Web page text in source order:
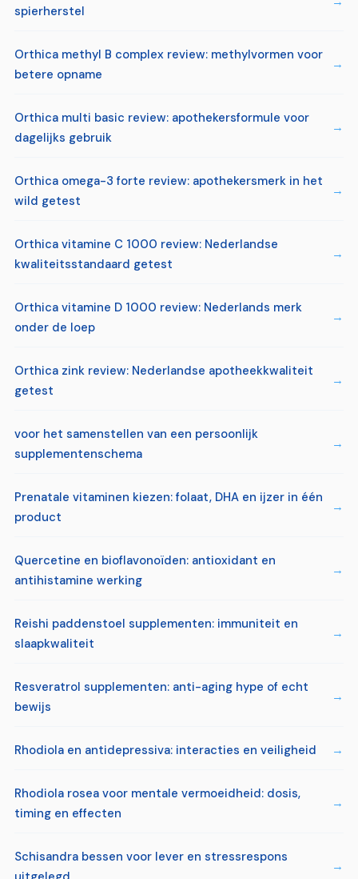
spierherstel
Orthica methyl B complex review: methylvormen voor
betere opname
Orthica multi basic review: apothekersformule voor
dagelijks gebruik
Orthica omega-3 forte review: apothekersmerk in het
wild getest
Orthica vitamine C 1000 review: Nederlandse
kwaliteitsstandaard getest
Orthica vitamine D 1000 review: Nederlands merk
onder de loep
Orthica zink review: Nederlandse apotheekkwaliteit
getest
voor het samenstellen van een persoonlijk
supplementenschema
Prenatale vitaminen kiezen: folaat, DHA en ijzer in één
product
Quercetine en bioflavonoïden: antioxidant en
antihistamine werking
Reishi paddenstoel supplementen: immuniteit en
slaapkwaliteit
Resveratrol supplementen: anti-aging hype of echt
bewijs
Rhodiola en antidepressiva: interacties en veiligheid
Rhodiola rosea voor mentale vermoeidheid: dosis,
timing en effecten
Schisandra bessen voor lever en stressrespons